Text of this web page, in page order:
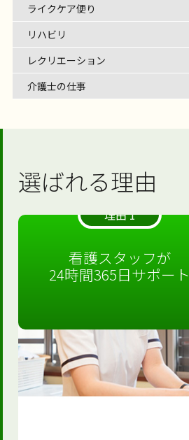
ライクケア便り
リハビリ
レクリエーション
介護士の仕事
選ばれる理由
理由 1
看護スタッフが
24時間365日サポート